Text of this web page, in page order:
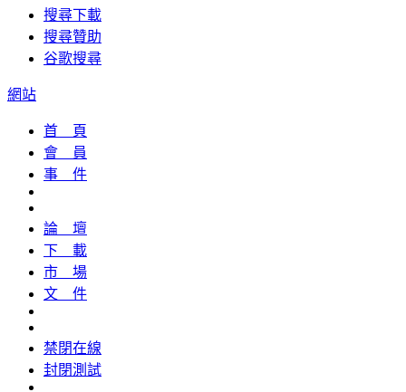
搜尋下載
搜尋贊助
谷歌搜尋
網站
首 頁
會 員
事 件
論 壇
下 載
市 場
文 件
禁閉在線
封閉測試